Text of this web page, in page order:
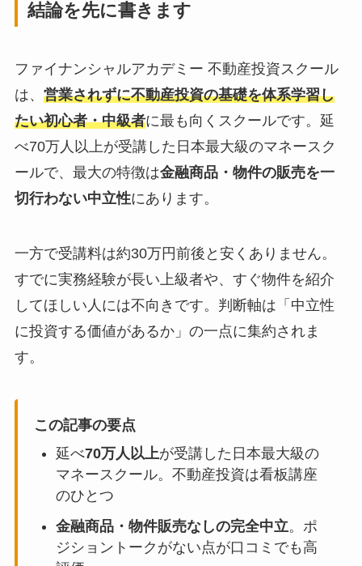
結論を先に書きます
ファイナンシャルアカデミー 不動産投資スクール
は、 営業されずに不動産投資の基礎を体系学習し
たい初心者・中級者に最も向くスクールです。延
べ70万人以上が受講した日本最大級のマネースク
ールで、最大の特徴は金融商品・物件の販売を一
切行わない中立性にあります。
一方で受講料は約30万円前後と安くありません。
すでに実務経験が長い上級者や、すぐ物件を紹介
してほしい人には不向きです。判断軸は「中立性
に投資する価値があるか」の一点に集約されま
す。
この記事の要点
延べ70万人以上が受講した日本最大級の
マネースクール。不動産投資は看板講座
のひとつ
金融商品・物件販売なしの完全中立。ポ
ジショントークがない点が口コミでも高